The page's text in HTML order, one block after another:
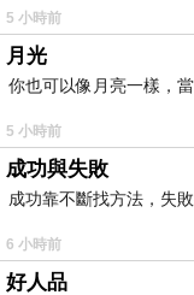
5 小時前
月光
你也可以像月亮一樣，
5 小時前
成功與失敗
成功靠不斷找方法，失
6 小時前
好人品